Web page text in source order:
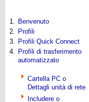
1.
Benvenuto
2.
Profili
3.
Profili Quick Connect
4.
Profili di trasferimento
automatizzato
Cartella PC o
Dettagli unità di rete
Includere o